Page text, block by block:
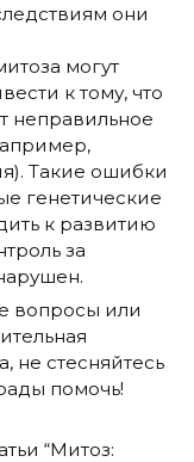
они
могут
к тому, что
неправильное
Такие ошибки
генетические
к развитию
за
вопросы или
не стесняйтесь
помочь!
“Митоз: